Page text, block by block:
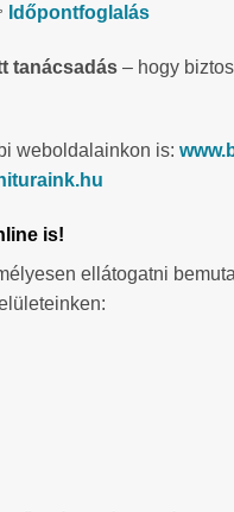
Időpontfoglalás
tanácsadás – hogy
weboldalainkon is:
is!
ellátogatni